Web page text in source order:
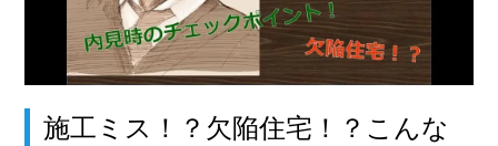
施工ミス！？欠陥住宅！？こんな